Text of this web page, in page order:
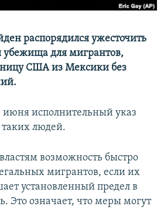
распорядился ужесточить
убежища для мигрантов,
США из Мексики без
исполнительный указ
таких людей.
возможность быстро
мигрантов, если их
установленный предел в
Это означает, что меры могут